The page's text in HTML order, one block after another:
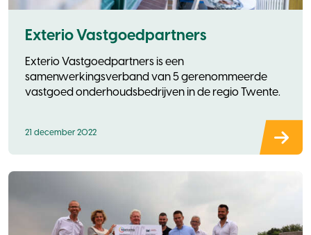
Exterio Vastgoedpartners
Exterio Vastgoedpartners is een
samenwerkingsverband van 5 gerenommeerde
vastgoed onderhoudsbedrijven in de regio Twente.
21 december 2022